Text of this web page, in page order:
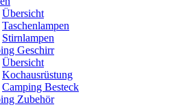
Übersicht
Taschenlampen
Stirnlampen
Geschirr
Übersicht
Kochausrüstung
Camping Besteck
Zubehör